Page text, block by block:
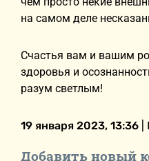
на самом деле
Счастья вам и вашим
здоровья и
разум светлым!
19 января 2023, 13:36
Добавить новый